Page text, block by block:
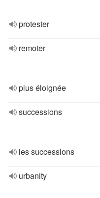
protester
remoter
plus éloignée
successions
les successions
urbanity